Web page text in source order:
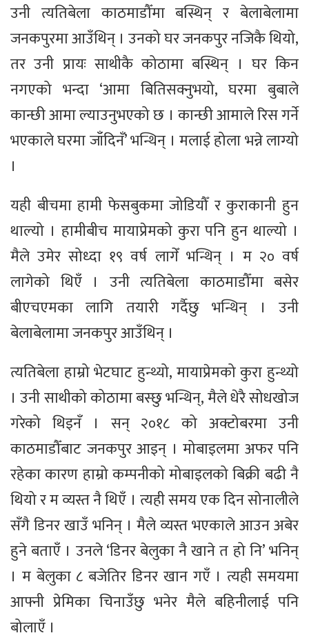
उनी त्यतिबेला काठमाडौँमा बस्थिन् र बेलाबेलामा
जनकपुरमा आउँथिन् । उनको घर जनकपुर नजिकै थियो,
तर उनी प्रायः साथीकै कोठामा बस्थिन् । घर किन
नगएको भन्दा ‘आमा बितिसक्नुभयो, घरमा बुबाले
कान्छी आमा ल्याउनुभएको छ । कान्छी आमाले रिस गर्ने
भएकाले घरमा जाँदिनँ’ भन्थिन् । मलाई होला भन्ने लाग्यो
।
यही बीचमा हामी फेसबुकमा जोडियौँ र कुराकानी हुन
थाल्यो । हामीबीच मायाप्रेमको कुरा पनि हुन थाल्यो ।
मैले उमेर सोध्दा १९ वर्ष लागेँ भन्थिन् । म २० वर्ष
लागेको थिएँ । उनी त्यतिबेला काठमाडौँमा बसेर
बीएचएमका लागि तयारी गर्दैछु भन्थिन् । उनी
बेलाबेलामा जनकपुर आउँथिन् ।
त्यतिबेला हाम्रो भेटघाट हुन्थ्यो, मायाप्रेमको कुरा हुन्थ्यो
। उनी साथीको कोठामा बस्छु भन्थिन्, मैले धेरै सोधखोज
गरेको थिइनँ । सन् २०१८ को अक्टोबरमा उनी
काठमाडौँबाट जनकपुर आइन् । मोबाइलमा अफर पनि
रहेका कारण हाम्रो कम्पनीको मोबाइलको बिक्री बढी नै
थियो र म व्यस्त नै थिएँ । त्यही समय एक दिन सोनालीले
सँगै डिनर खाउँ भनिन् । मैले व्यस्त भएकाले आउन अबेर
हुने बताएँ । उनले ‘डिनर बेलुका नै खाने त हो नि’ भनिन्
। म बेलुका ८ बजेतिर डिनर खान गएँ । त्यही समयमा
आफ्नी प्रेमिका चिनाउँछु भनेर मैले बहिनीलाई पनि
बोलाएँ ।